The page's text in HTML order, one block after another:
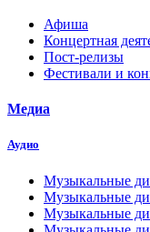
Афиша
Концертная
Пост-релизы
Фестивали и
Медиа
Аудио
Музыкальные
Музыкальные
Музыкальные